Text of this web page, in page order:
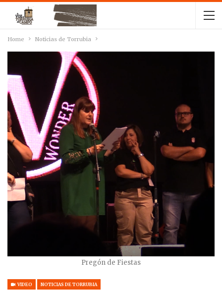
Home Noticias de Torrubia
Pregón de Fiestas
VIDEO NOTICIAS DE TORRUBIA